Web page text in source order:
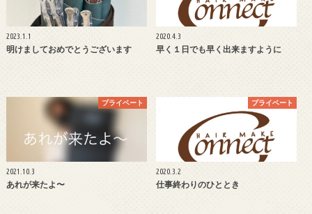
2023.1.1
明けましておめでとうございます
2020.4.3
早く１日でも早く出来ますように
プライベート
2021.10.3
あれが来たよ〜
プライベート
2020.3.2
仕事終わりのひととき